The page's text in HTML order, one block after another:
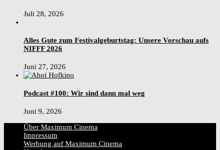
Juli 28, 2026
Alles Gute zum Festivalgeburtstag: Unsere Vorschau aufs
NIFFF 2026
Juni 27, 2026
Podcast #100: Wir sind dann mal weg
Juni 9, 2026
Über Maximum Cinema
Impressum
Werbung auf Maximum Cinema